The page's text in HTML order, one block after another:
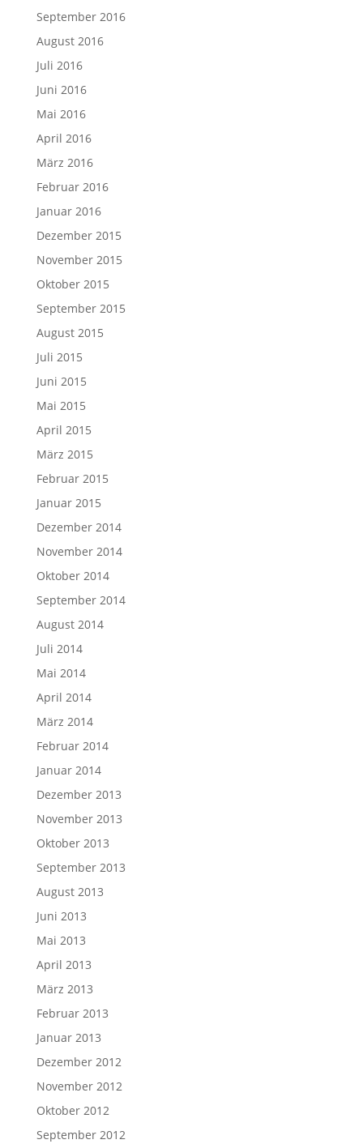
September 2016
August 2016
Juli 2016
Juni 2016
Mai 2016
April 2016
März 2016
Februar 2016
Januar 2016
Dezember 2015
November 2015
Oktober 2015
September 2015
August 2015
Juli 2015
Juni 2015
Mai 2015
April 2015
März 2015
Februar 2015
Januar 2015
Dezember 2014
November 2014
Oktober 2014
September 2014
August 2014
Juli 2014
Mai 2014
April 2014
März 2014
Februar 2014
Januar 2014
Dezember 2013
November 2013
Oktober 2013
September 2013
August 2013
Juni 2013
Mai 2013
April 2013
März 2013
Februar 2013
Januar 2013
Dezember 2012
November 2012
Oktober 2012
September 2012